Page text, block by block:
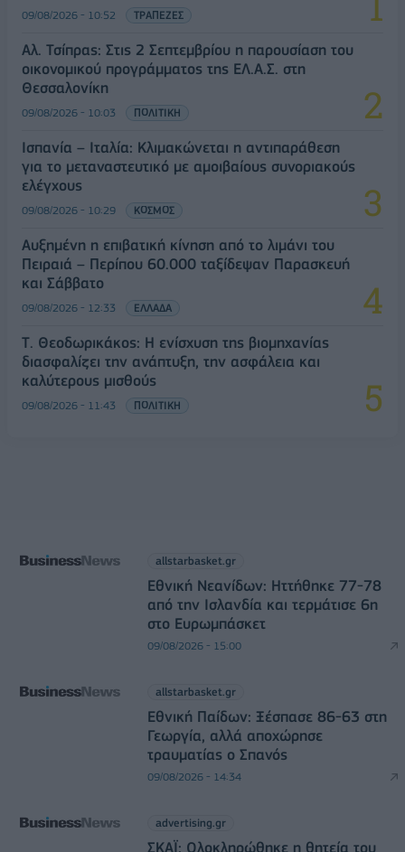
09/08/2026 - 10:52 ΤΡΑΠΕΖΕΣ
Αλ. Τσίπρας: Στις 2 Σεπτεμβρίου η παρουσίαση του
οικονομικού προγράμματος της ΕΛ.Α.Σ. στη
Θεσσαλονίκη
09/08/2026 - 10:03 ΠΟΛΙΤΙΚΗ
Ισπανία – Ιταλία: Κλιμακώνεται η αντιπαράθεση
για το μεταναστευτικό με αμοιβαίους συνοριακούς
ελέγχους
09/08/2026 - 10:29 ΚΟΣΜΟΣ
Αυξημένη η επιβατική κίνηση από το λιμάνι του
Πειραιά – Περίπου 60.000 ταξίδεψαν Παρασκευή
και Σάββατο
09/08/2026 - 12:33 ΕΛΛΑΔΑ
Τ. Θεοδωρικάκος: Η ενίσχυση της βιομηχανίας
διασφαλίζει την ανάπτυξη, την ασφάλεια και
καλύτερους μισθούς
09/08/2026 - 11:43 ΠΟΛΙΤΙΚΗ
allstarbasket.gr
Εθνική Νεανίδων: Ηττήθηκε 77-78
από την Ισλανδία και τερμάτισε 6η
στο Ευρωμπάσκετ
09/08/2026 - 15:00
allstarbasket.gr
Εθνική Παίδων: Ξέσπασε 86-63 στη
Γεωργία, αλλά αποχώρησε
τραυματίας ο Σπανός
09/08/2026 - 14:34
advertising.gr
ΣΚΑΪ: Ολοκληρώθηκε η θητεία του